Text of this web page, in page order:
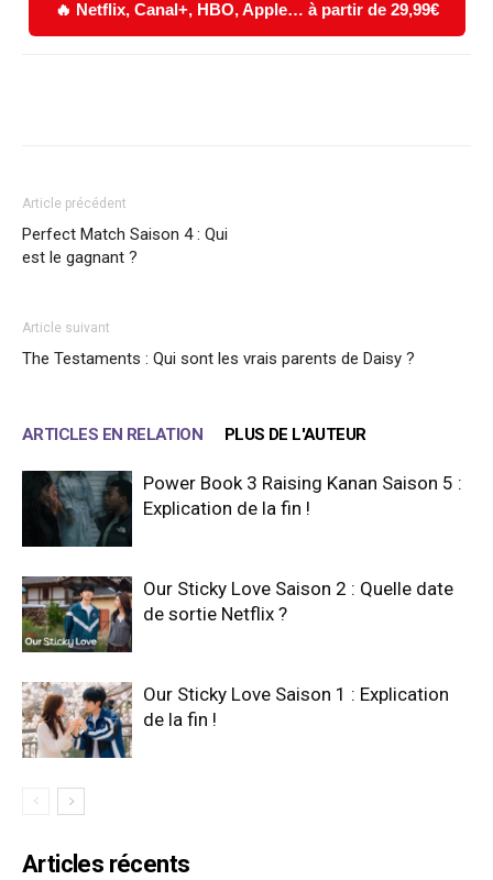
🔥 Netflix, Canal+, HBO, Apple… à partir de 29,99€
Article précédent
Perfect Match Saison 4 : Qui
est le gagnant ?
Article suivant
The Testaments : Qui sont les vrais parents de Daisy ?
ARTICLES EN RELATION PLUS DE L'AUTEUR
Power Book 3 Raising Kanan Saison 5 :
Explication de la fin !
Our Sticky Love Saison 2 : Quelle date
de sortie Netflix ?
Our Sticky Love Saison 1 : Explication
de la fin !
Articles récents